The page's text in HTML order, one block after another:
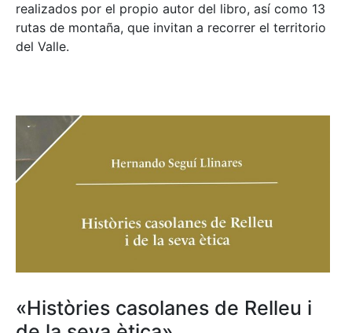
realizados por el propio autor del libro, así como 13
rutas de montaña, que invitan a recorrer el territorio
del Valle.
«Històries casolanes de Relleu i